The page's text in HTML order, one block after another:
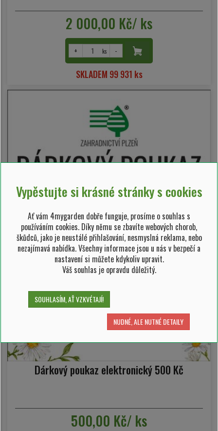
2 000,00 Kč/ ks
+ ks -
SKLADEM 99 931 ks
Dárkový poukaz elektronický 500 Kč
500,00 Kč/ ks
Vypěstujte si krásné stránky s cookies
Ať vám 4mygarden dobře funguje, prosíme o souhlas s
používáním cookies. Díky němu se zbavíte webových chorob,
škůdců, jako je neustálé přihlašování, nesmyslná reklama, nebo
nezajímavá nabídka. Všechny informace jsou u nás v bezpečí a
nastavení si můžete kdykoliv upravit.
Váš souhlas je opravdu důležitý.
SOUHLASÍM, AŤ VZKVÉTAJÍ!
NUDNÉ, ALE NUTNÉ DETAILY